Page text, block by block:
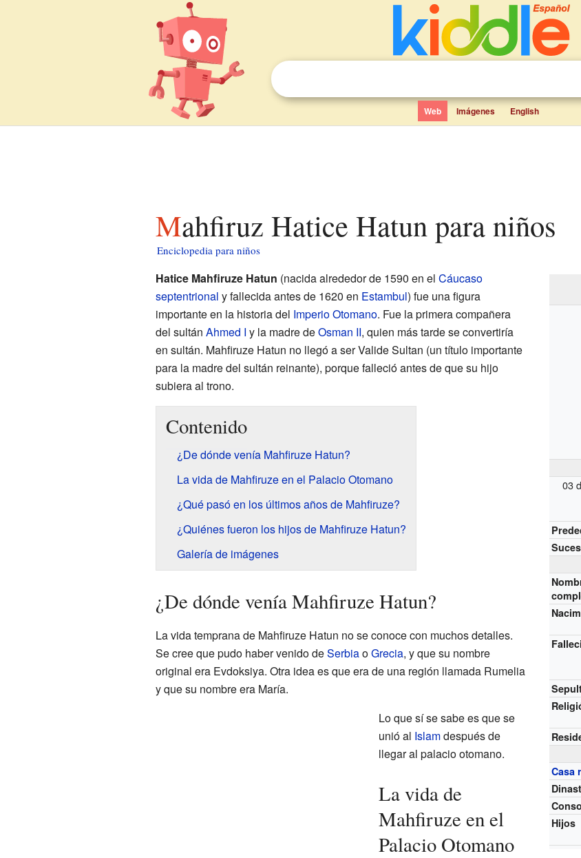
Web Imágenes English
Mahfiruz Hatice Hatun para niños
Enciclopedia para niños
03
Casa
Hijos
Hatice Mahfiruze Hatun (nacida alrededor de 1590 en el Cáucaso
septentrional y fallecida antes de 1620 en Estambul) fue una figura
importante en la historia del Imperio Otomano. Fue la primera compañera
del sultán Ahmed I y la madre deOsman II, quien más tarde se convertiría
en sultán. Mahfiruze Hatun no llegó a ser Valide Sultan (un título importante
para la madre del sultán reinante), porque falleció antes de que su hijo
subiera al trono.
Contenido
¿De dónde venía Mahfiruze Hatun?
La vida de Mahfiruze en el Palacio Otomano
¿Qué pasó en los últimos años de Mahfiruze?
¿Quiénes fueron los hijos de Mahfiruze Hatun?
Galería de imágenes
¿De dónde venía Mahfiruze Hatun?
La vida temprana de Mahfiruze Hatun no se conoce con muchos detalles.
Se cree que pudo haber venido deSerbiaoGrecia, y que su nombre
original era Evdoksiya. Otra idea es que era de una región llamada Rumelia
y que su nombre era María.
Lo que sí se sabe es que se
unió al Islamdespués de
llegar al palacio otomano.
La vida de
Mahfiruze en el
Palacio Otomano